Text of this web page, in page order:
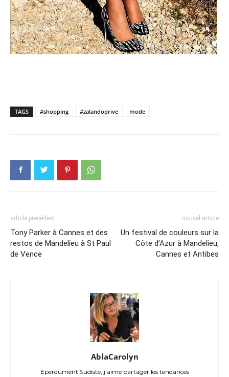
TAGS #shopping #zalandoprive mode
article précédent
Tony Parker à Cannes et des
restos de Mandelieu à St Paul
de Vence
nouvel article
Un festival de couleurs sur la
Côte d’Azur à Mandelieu,
Cannes et Antibes
AblaCarolyn
Eperdument Sudiste, j'aime partager les tendances